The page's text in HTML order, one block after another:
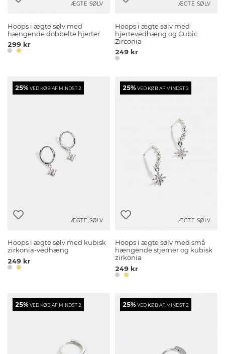
ÆGTE SØLV
Hoops i ægte sølv med
hængende dobbelte hjerter
299 kr
ÆGTE SØLV
Hoops i ægte sølv med
hjertevedhæng og Cubic
Zirconia
249 kr
25%VED KØB AF MINDST 2
ÆGTE SØLV
Hoops i ægte sølv med kubisk
zirkonia-vedhæng
249 kr
25%VED KØB AF MINDST 2
ÆGTE SØLV
Hoops i ægte sølv med små
hængende stjerner og kubisk
zirkonia
249 kr
25%VED KØB AF MINDST 2 25%VED KØB AF MINDST 2